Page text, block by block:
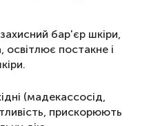
бар'єр шкіри,
постакне і
(мадекассосід,
прискорюють